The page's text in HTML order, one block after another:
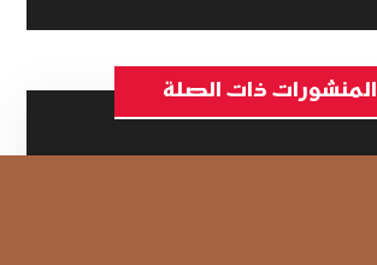
المنشورات ذات الصلة